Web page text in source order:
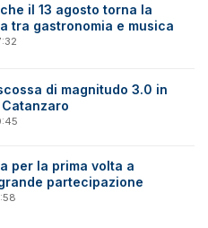
il 13 agosto torna la
tra gastronomia e musica
di magnitudo 3.0 in
per la prima volta a
partecipazione